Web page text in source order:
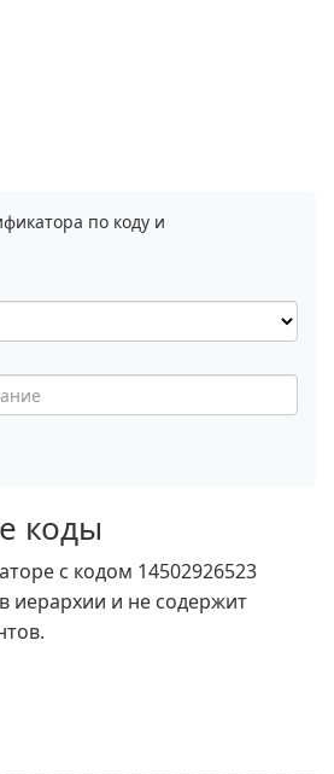
по коду и
коды
с кодом 14502926523
иерархии и не содержит